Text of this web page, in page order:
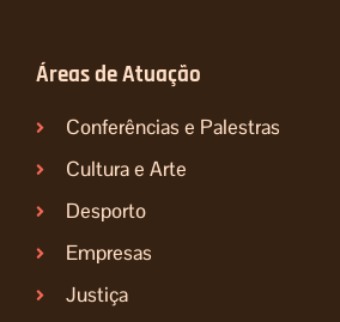
Áreas de Atuação
Conferências e Palestras
Cultura e Arte
Desporto
Empresas
Justiça